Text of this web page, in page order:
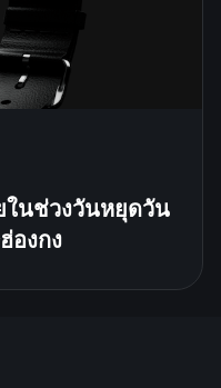
ในช่วงวันหยุดวัน
องกง